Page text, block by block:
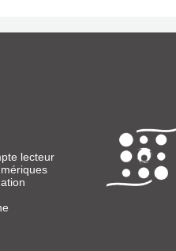
lecteur